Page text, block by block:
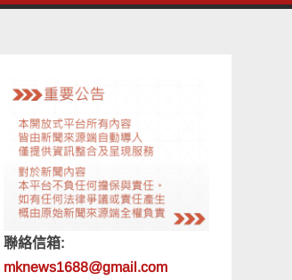
聯絡信箱:
mknews1688@gmail.com